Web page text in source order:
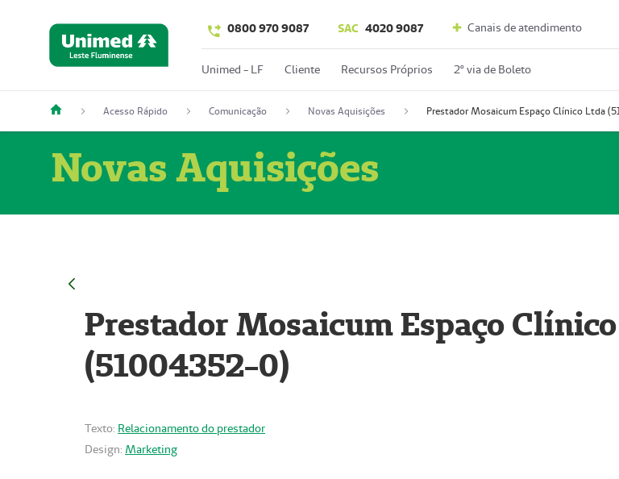
0800 970 9087 SAC 4020 9087 Canais de atendimento
Unimed - LF Cliente Recursos Próprios 2º via de Boleto
Acesso Rápido Comunicação Novas Aquisições
Novas Aquisições
Prestador Mosaicum Espaço
(51004352-0)
Texto: Relacionamento do prestador
Design: Marketing